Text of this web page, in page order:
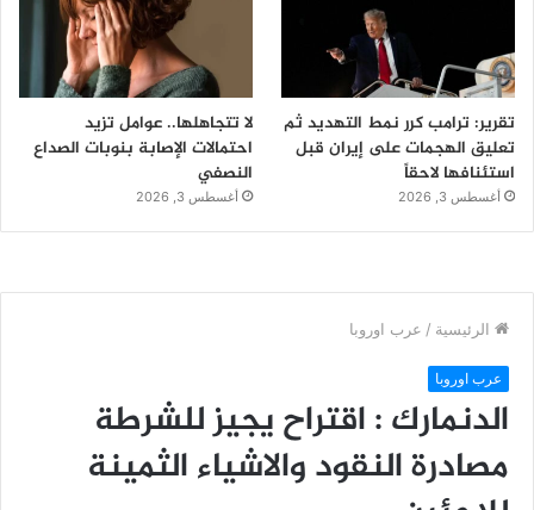
تقرير: ترامب كرر نمط التهديد ثم
تعليق الهجمات على إيران قبل
استئنافها لاحقاً
أغسطس 3, 2026
لا تتجاهلها.. عوامل تزيد
احتمالات الإصابة بنوبات الصداع
النصفي
أغسطس 3, 2026